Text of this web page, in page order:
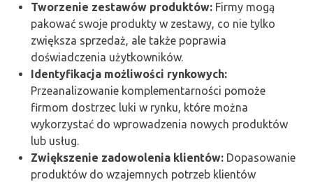
Tworzenie zestawów produktów: Firmy mogą
pakować swoje produkty w zestawy, co nie tylko
zwiększa sprzedaż, ale także poprawia
doświadczenia użytkowników.
Identyfikacja możliwości rynkowych:
Przeanalizowanie komplementarności pomoże
firmom dostrzec luki w rynku, które można
wykorzystać do wprowadzenia nowych produktów
lub usług.
Zwiększenie zadowolenia klientów: Dopasowanie
produktów do wzajemnych potrzeb klientów